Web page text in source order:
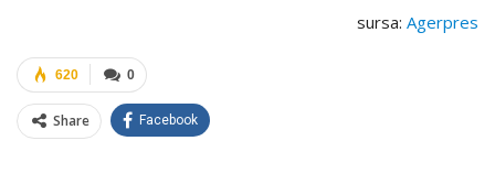
sursa: Agerpres
0
620
Share Facebook